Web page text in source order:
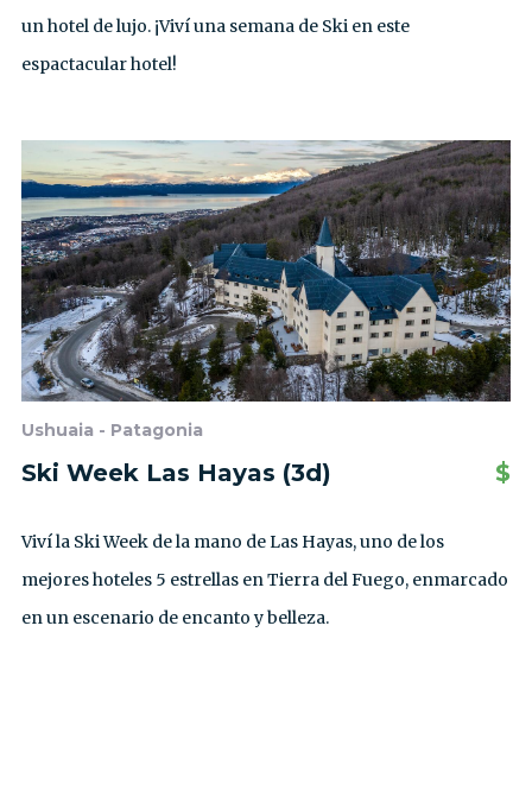
un hotel de lujo. ¡Viví una semana de Ski en este
espactacular hotel!
Ushuaia - Patagonia
Ski Week Las Hayas (3d) $
Viví la Ski Week de la mano de Las Hayas, uno de los
mejores hoteles 5 estrellas en Tierra del Fuego, enmarcado
en un escenario de encanto y belleza.